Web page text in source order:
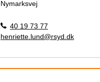
Nymarksvej
40 19 73 77
henriette.lund@rsyd.dk